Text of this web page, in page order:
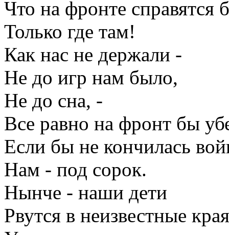
Что на фронте справятся
Только где там!
Как нас не держали -
Не до игр нам было,
Не до сна, -
Все равно на фронт бы
Если бы не кончилась
Нам - под сорок.
Нынче - наши дети
Рвутся в неизвестные